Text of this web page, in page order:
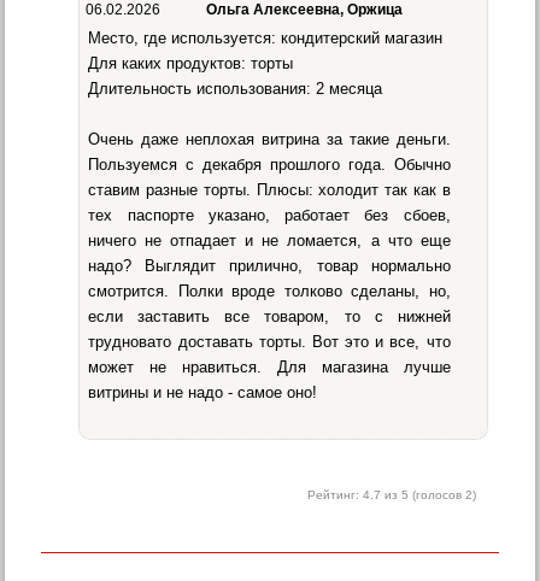
06.02.2026 Ольга Алексеевна, Оржица
Место, где используется: кондитерский магазин
Для каких продуктов: торты
Длительность использования: 2 месяца
Очень даже неплохая витрина за такие деньги.
Пользуемся с декабря прошлого года. Обычно
ставим разные торты. Плюсы: холодит так как в
тех паспорте указано, работает без сбоев,
ничего не отпадает и не ломается, а что еще
надо? Выглядит прилично, товар нормально
смотрится. Полки вроде толково сделаны, но,
если заставить все товаром, то с нижней
трудновато доставать торты. Вот это и все, что
может не нравиться. Для магазина лучше
витрины и не надо - самое оно!
Рейтинг: 4.7 из 5 (голосов 2)